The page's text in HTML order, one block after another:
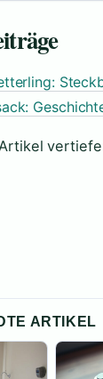
ARTIKEL